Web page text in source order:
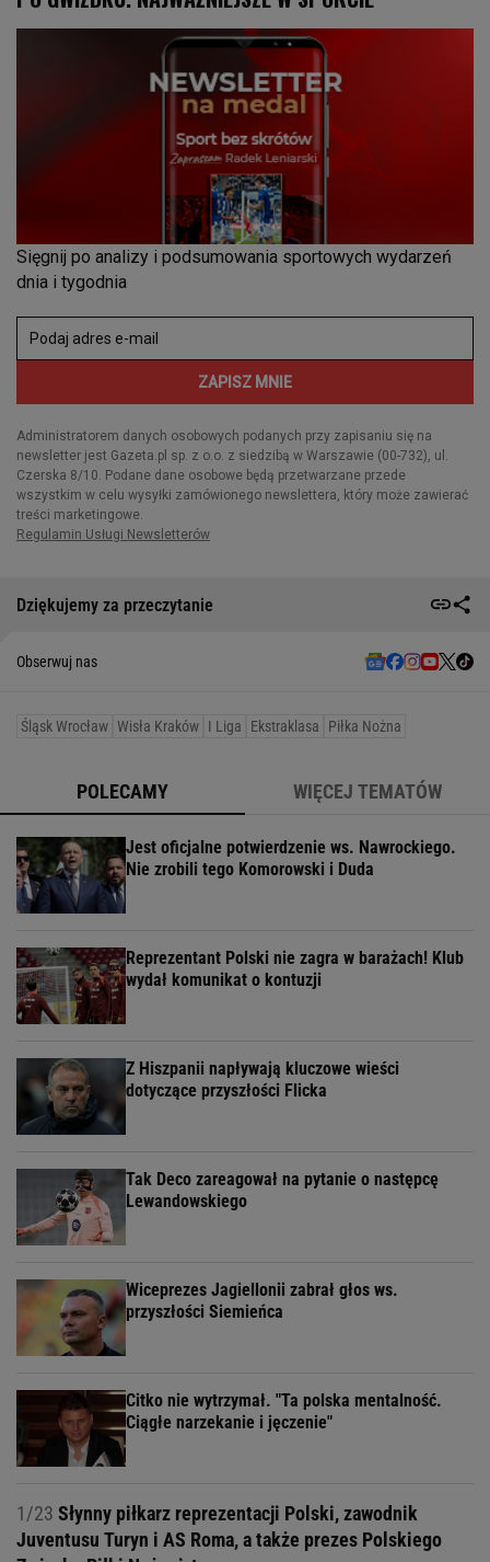
Dziękujemy za przeczytanie
Obserwuj nas
Śląsk Wrocław Wisła Kraków I Liga Ekstraklasa Piłka Nożna
POLECAMY WIĘCEJ TEMATÓW
Jest oficjalne potwierdzenie ws. Nawrockiego.
Nie zrobili tego Komorowski i Duda
Reprezentant Polski nie zagra w barażach! Klub
wydał komunikat o kontuzji
Z Hiszpanii napływają kluczowe wieści
dotyczące przyszłości Flicka
Tak Deco zareagował na pytanie o następcę
Lewandowskiego
Wiceprezes Jagiellonii zabrał głos ws.
przyszłości Siemieńca
Citko nie wytrzymał. "Ta polska mentalność.
Ciągłe narzekanie i jęczenie"
1/23 Słynny piłkarz reprezentacji Polski, zawodnik
Juventusu Turyn i AS Roma, a także prezes Polskiego